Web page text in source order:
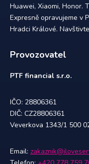
Huawei, Xiaomi, Honor.
Expresně opravujeme v
Hradci Králové.
Provozovatel
PTF financial s.r.o.
IČO: 28806361
DIČ: CZ28806361
Veverkova 1343/1 500
Email: